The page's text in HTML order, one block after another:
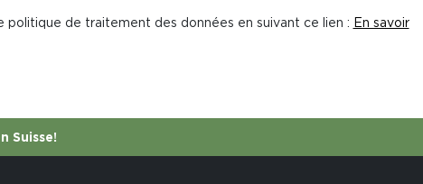
politique de traitement des données en suivant ce lien : En savoir
Suisse!